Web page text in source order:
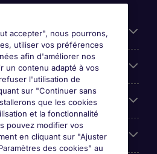
accepter", nous pourrons,
utiliser vos préférences
afin d'améliorer nos
un contenu adapté à vos
l'utilisation de
sur "Continuer sans
que les cookies
et la fonctionnalité
pouvez modifier vos
en cliquant sur "Ajuster
des cookies" au